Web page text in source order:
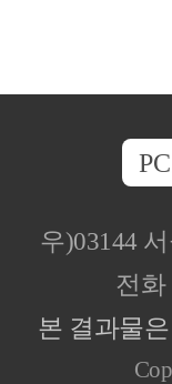
우)03144
전화
본 결과물